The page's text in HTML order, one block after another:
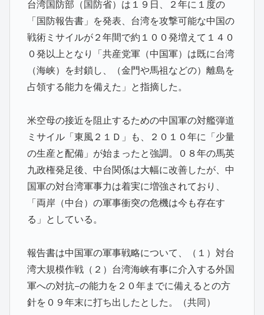
台湾国防部（国防省）は１９日、２年に１度の
「国防報告書」を発表、台湾を攻撃可能な中国の
戦術ミサイルが２年間で約１００発増えて１４０
０発以上となり「共産党軍（中国軍）は既に台湾
（海峡）を封鎖し、（金門や馬祖などの）離島を
占領する能力を備えた」と指摘した。
米空母の接近を阻止するための中国軍の対艦弾道
ミサイル「東風２１Ｄ」も、２０１０年に「少量
の生産と配備」が始まったと強調。０８年の馬英
九政権発足後、中台関係は大幅に改善したが、中
国軍の対台湾軍事力は着実に増強されており、
「両岸（中台）の軍事衝突の危機は今も存在す
る」としている。
報告書は中国軍の軍事戦略について、（１）対台
湾大規模作戦（２）台湾海峡有事に介入する外国
軍への対抗−の能力を２０年までに備えるとの方
針を０９年末に打ち出したとした。（共同）